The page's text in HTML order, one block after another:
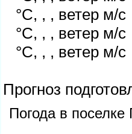
°C, , , ветер м/с
°C, , , ветер м/с
°C, , , ветер м/с
Прогноз
Погода в поселке